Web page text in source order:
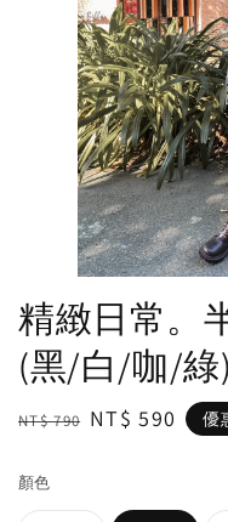
精緻日常。
(黑/白/咖/綠)
Regular
NT$ 790 Sale
NT$ 590 優
顏色